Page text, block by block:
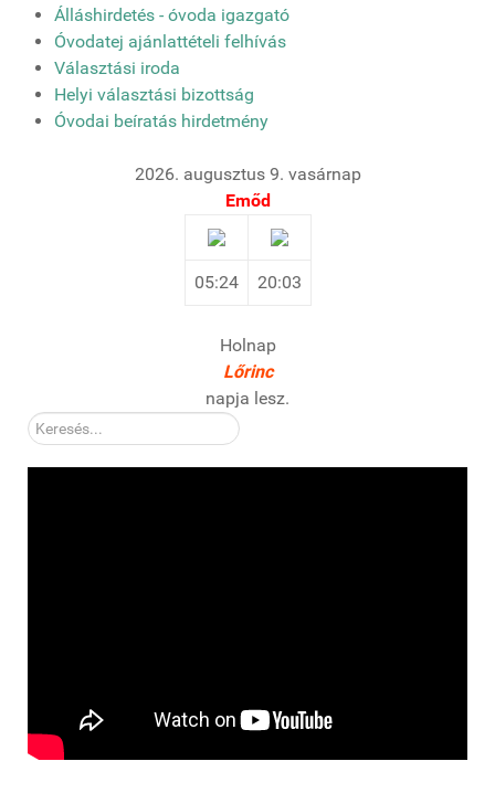
Álláshirdetés - óvoda igazgató
Óvodatej ajánlattételi felhívás
Választási iroda
Helyi választási bizottság
Óvodai beíratás hirdetmény
2026. augusztus 9. vasárnap
Emőd
05:24 20:03
Holnap
Lőrinc
napja lesz.
Kereső: